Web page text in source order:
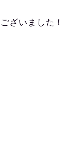
ざいました！